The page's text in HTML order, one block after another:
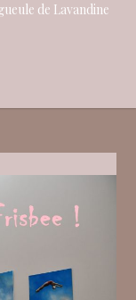
de Lavandine